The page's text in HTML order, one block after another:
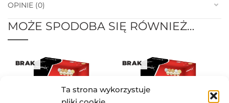
Ta strona wykorzystuje
OPINIE (0)
MOŻE SPODOBA SIĘ RÓWNIEŻ…
BRAK BRAK